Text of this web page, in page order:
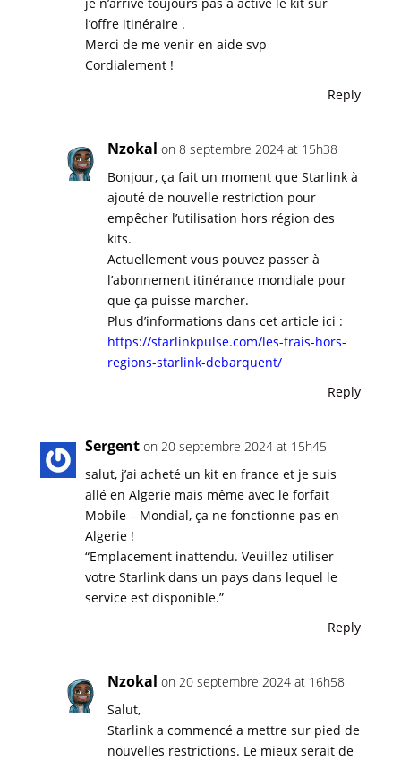
l’offre itinéraire .
Merci de me venir en aide svp
Cordialement !
Reply
Nzokal on 8 septembre 2024 at 15h38
Bonjour, ça fait un moment que Starlink à
ajouté de nouvelle restriction pour
empêcher l’utilisation hors région des
kits.
Actuellement vous pouvez passer à
l’abonnement itinérance mondiale pour
que ça puisse marcher.
Plus d’informations dans cet article ici :
https://starlinkpulse.com/les-frais-hors-
regions-starlink-debarquent/
Reply
Sergent on 20 septembre 2024 at 15h45
salut, j’ai acheté un kit en france et je suis
allé en Algerie mais même avec le forfait
Mobile – Mondial, ça ne fonctionne pas en
Algerie !
“Emplacement inattendu. Veuillez utiliser
votre Starlink dans un pays dans lequel le
service est disponible.”
Reply
Nzokal on 20 septembre 2024 at 16h58
Salut,
Starlink a commencé a mettre sur pied de
nouvelles restrictions. Le mieux serait de